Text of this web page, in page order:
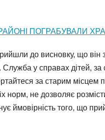
ПОГРАБУВАЛИ
до висновку, що він
. Служба у справах дітей,
за старим місцем
норм, не дозволяє
ймовірність того, що